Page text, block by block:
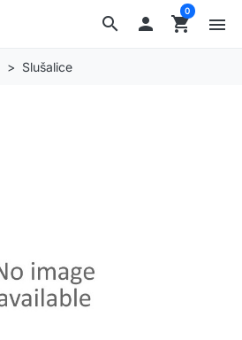
search  shopping_cart
0
menu
Slušalice